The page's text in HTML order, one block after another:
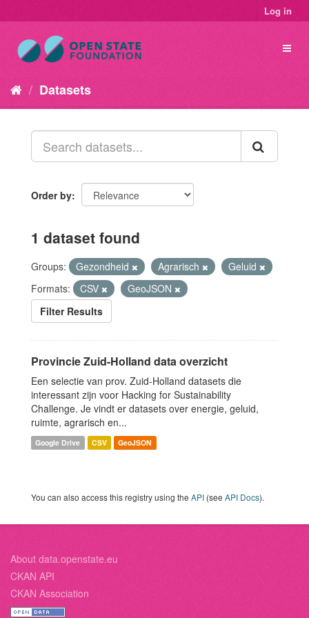
Log in
Datasets
Order by
1 dataset found
Groups: Gezondheid Agrarisch
Geluid
Formats:
CSV
GeoJSON
Filter Results
Provincie Zuid-Holland data overzicht
Een selectie van prov. Zuid-Holland datasets die
interessant zijn voor Hacking for Sustainability
Challenge. Je vindt er datasets over energie, geluid,
ruimte, agrarisch en...
Google Drive CSV GeoJSON
You can also access this registry using the API (see API Docs).
About data.openstate.eu
CKAN API
CKAN Association